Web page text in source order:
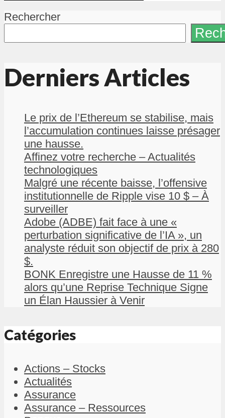
Rechercher
Derniers Articles
Le prix de l’Ethereum se stabilise, mais
l’accumulation continues laisse présager
une hausse.
Affinez votre recherche – Actualités
technologiques
Malgré une récente baisse, l’offensive
institutionnelle de Ripple vise 10 $ – À
surveiller
Adobe (ADBE) fait face à une «
perturbation significative de l’IA », un
analyste réduit son objectif de prix à 280
$.
BONK Enregistre une Hausse de 11 %
alors qu’une Reprise Technique Signe
un Élan Haussier à Venir
Catégories
Actions – Stocks
Actualités
Assurance
Assurance – Ressources